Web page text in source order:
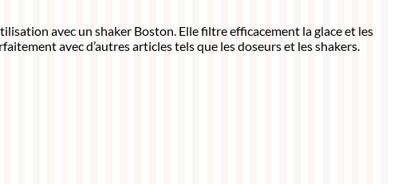
avec un shaker Boston. Elle filtre efficacement la glace et les
avec d’autres articles tels que les doseurs et les shakers.